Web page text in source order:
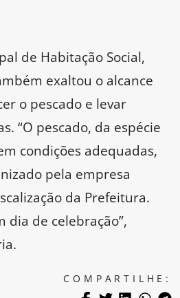
de Habitação Social,
exaltou o alcance
o pescado e levar
“O pescado, da espécie
condições adequadas,
pela empresa
da Prefeitura.
dia de celebração”,
COMPARTILHE: